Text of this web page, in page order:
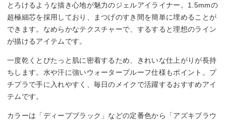
とろけるような描き心地が魅力のジェルアイライナー。1.5mmの
超極細芯を採用しており、まつげのすき間を簡単に埋めることが
できます。なめらかなテクスチャーで、するすると理想のライン
が描けるアイテムです。
一度乾くとぴたっと肌に密着するため、きれいな仕上がりが長持
ちします。水や汗に強いウォータープルーフ仕様もポイント。プ
チプラで手に入れやすく、毎日のメイクで活躍するおすすめアイ
テムです。
カラーは「ディープブラック」などの定番色から「アズキブラウ